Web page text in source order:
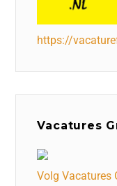
https://
Vacatures
Volg Vacatures